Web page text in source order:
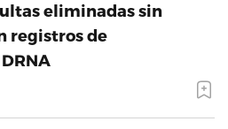
eliminadas sin
registros de